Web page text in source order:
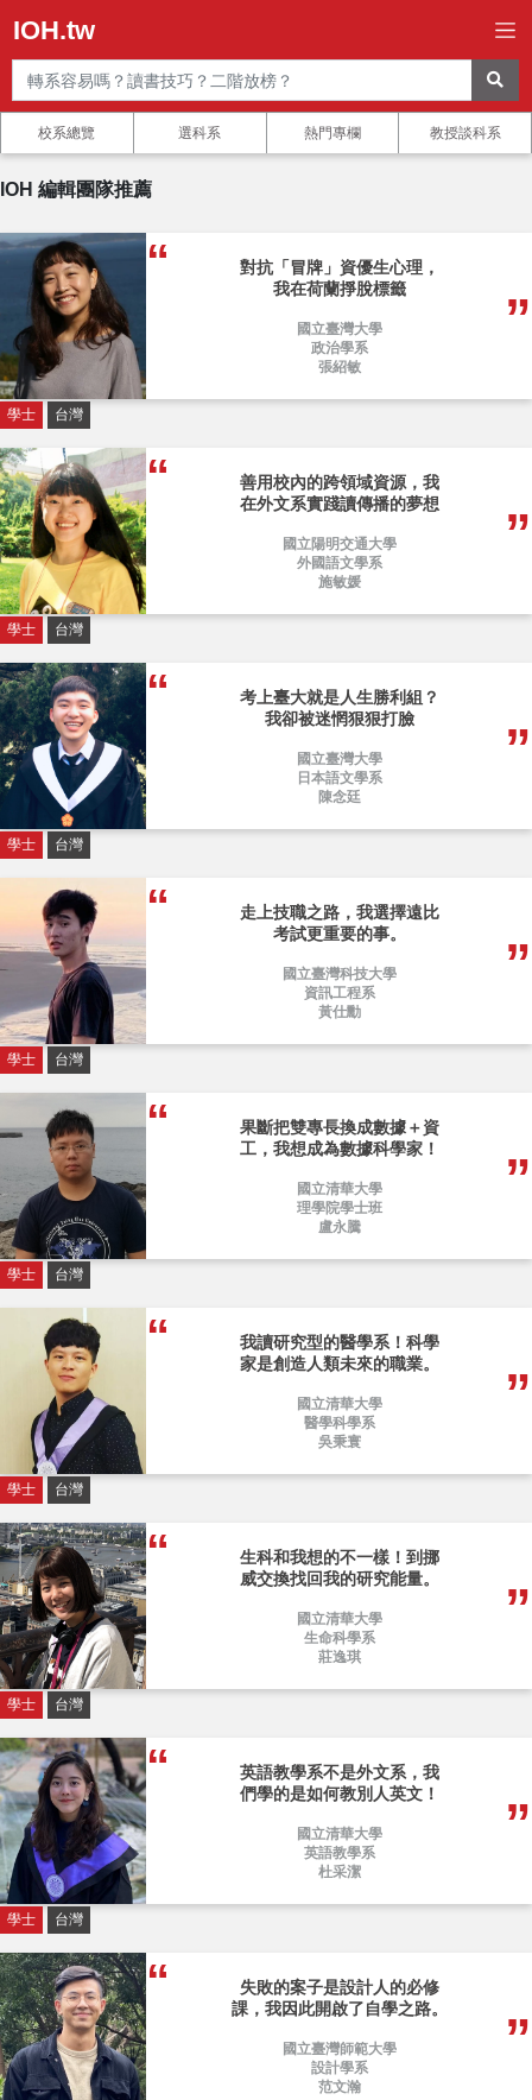
IOH.tw
校系總覽 選科系 熱門專欄 教授談科系
IOH 編輯團隊推薦
對抗「冒牌」資優生心理，
我在荷蘭掙脫標籤
國立臺灣大學
政治學系
張紹敏
學士 台灣
善用校內的跨領域資源，我
在外文系實踐讀傳播的夢想
國立陽明交通大學
外國語文學系
施敏媛
學士 台灣
考上臺大就是人生勝利組？
我卻被迷惘狠狠打臉
國立臺灣大學
日本語文學系
陳念廷
學士 台灣
走上技職之路，我選擇遠比
考試更重要的事。
國立臺灣科技大學
資訊工程系
黃仕勳
學士 台灣
果斷把雙專長換成數據＋資
工，我想成為數據科學家！
國立清華大學
理學院學士班
盧永騰
學士 台灣
我讀研究型的醫學系！科學
家是創造人類未來的職業。
國立清華大學
醫學科學系
吳秉寰
學士 台灣
生科和我想的不一樣！到挪
威交換找回我的研究能量。
國立清華大學
生命科學系
莊逸琪
學士 台灣
英語教學系不是外文系，我
們學的是如何教別人英文！
國立清華大學
英語教學系
杜采潔
學士 台灣
失敗的案子是設計人的必修
課，我因此開啟了自學之路。
國立臺灣師範大學
設計學系
范文瀚